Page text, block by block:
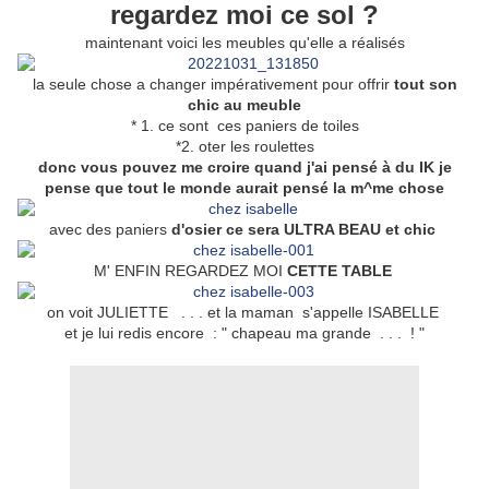
regardez moi ce sol ?
maintenant voici les meubles qu'elle a réalisés
la seule chose a changer impérativement pour offrirtout son
chic au meuble
* 1. ce sont ces paniers de toiles
*2. oter les roulettes
donc vous pouvez me croire quand j'ai pensé à du IK je
pense que tout le monde aurait pensé la m^me chose
avec des paniers d'osier ce sera ULTRA BEAU et chic
M' ENFIN REGARDEZ MOI CETTE TABLE
on voit JULIETTE . . . et la maman s'appelle ISABELLE
et je lui redis encore : " chapeau ma grande . . . ! "